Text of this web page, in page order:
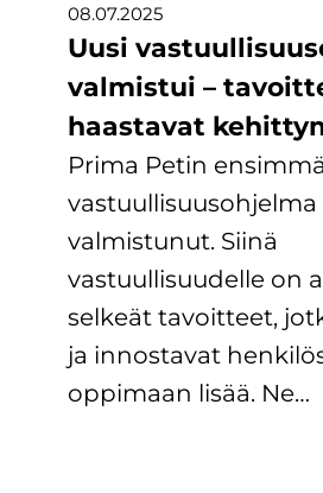
08.07.2025
Uusi
valmistui –
haastavat
Prima Petin
vastuullisuusohjelma
valmistunut. Siinä
vastuullisuudelle on
selkeät tavoitteet,
ja innostavat
oppimaan lisää. Ne…